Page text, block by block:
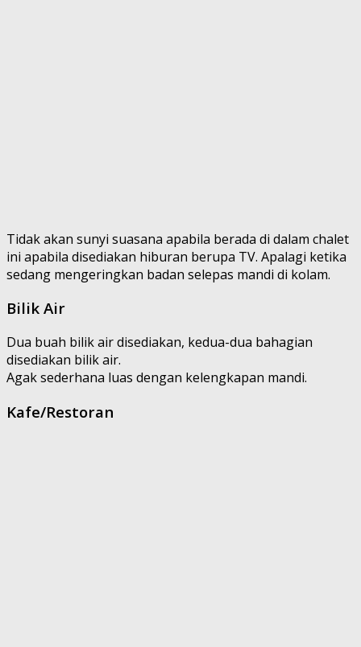
Tidak akan sunyi suasana apabila berada di dalam chalet
ini apabila disediakan hiburan berupa TV. Apalagi ketika
sedang mengeringkan badan selepas mandi di kolam.
Bilik Air
Dua buah bilik air disediakan, kedua-dua bahagian
disediakan bilik air.
Agak sederhana luas dengan kelengkapan mandi.
Kafe/Restoran